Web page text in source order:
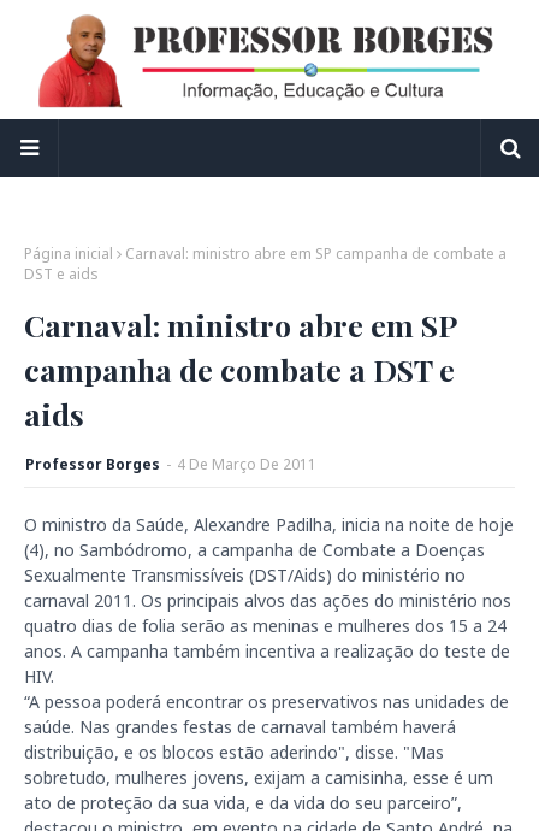
Página inicial
Carnaval: ministro abre em SP campanha de combate a
DST e aids
Carnaval: ministro abre em SP
campanha de combate a DST e
aids
Professor Borges - 4 De Março De 2011
O ministro da Saúde, Alexandre Padilha, inicia na noite de hoje
(4), no Sambódromo, a campanha de Combate a Doenças
Sexualmente Transmissíveis (DST/Aids) do ministério no
carnaval 2011. Os principais alvos das ações do ministério nos
quatro dias de folia serão as meninas e mulheres dos 15 a 24
anos. A campanha também incentiva a realização do teste de
HIV.
“A pessoa poderá encontrar os preservativos nas unidades de
saúde. Nas grandes festas de carnaval também haverá
distribuição, e os blocos estão aderindo", disse. "Mas
sobretudo, mulheres jovens, exijam a camisinha, esse é um
ato de proteção da sua vida, e da vida do seu parceiro”,